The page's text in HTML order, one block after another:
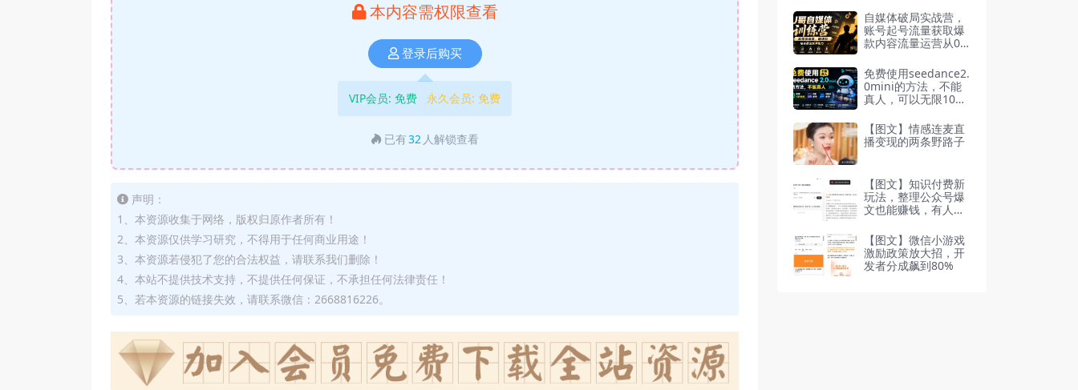
本内容需权限查看
登录后购买
VIP会员: 免费 永久会员: 免费
已有32 人解锁查看
声明：
1、本资源收集于网络，版权归原作者所有！
2、本资源仅供学习研究，不得用于任何商业用途！
3、本资源若侵犯了您的合法权益，请联系我们删除！
4、本站不提供技术支持，不提供任何保证，不承担任何法律责任！
5、若本资源的链接失效，请联系微信：2668816226。
个人变现小生意全套
教学
自媒体破局实战营，
账号起号流量获取爆
款内容流量运营从0-1
免费使用seedance2.
0mini的方法，不能
真人，可以无限10秒
考【图文】情感连麦直
播变现的两条野路子
【图文】知识付费新
玩法，整理公众号爆
文也能赚钱，有人收
【图文】微信小游戏
激励政策放大招，开
发者分成飙到80%